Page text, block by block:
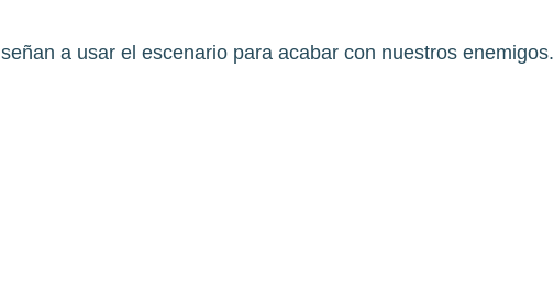
a usar el escenario para acabar con nuestros enemigos.